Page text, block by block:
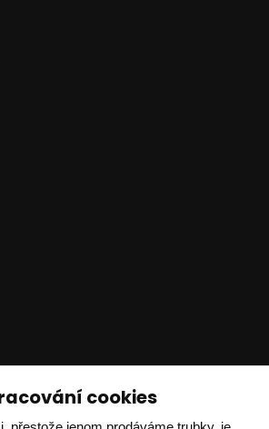
cookies